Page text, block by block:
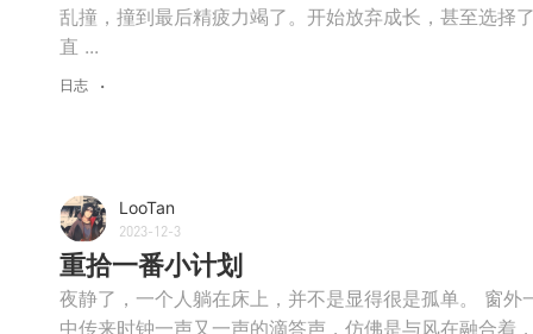
乱撞，撞到最后精疲力竭了。开始放弃成长，甚至选择
直 ...
日志
LooTan
2023-12-3
重拾一番小计划
夜静了，一个人躺在床上，并不是显得很是孤单。 窗
中传来时钟一声又一声的滴答声，仿佛是与风在融合着